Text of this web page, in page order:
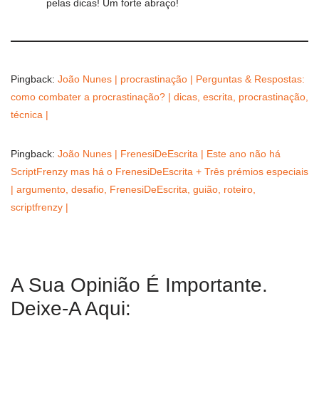
pelas dicas! Um forte abraço!
Pingback: João Nunes | procrastinação | Perguntas & Respostas:
como combater a procrastinação? | dicas, escrita, procrastinação,
técnica |
Pingback: João Nunes | FrenesiDeEscrita | Este ano não há
ScriptFrenzy mas há o FrenesiDeEscrita + Três prémios especiais
| argumento, desafio, FrenesiDeEscrita, guião, roteiro,
scriptfrenzy |
A Sua Opinião É Importante.
Deixe-A Aqui: